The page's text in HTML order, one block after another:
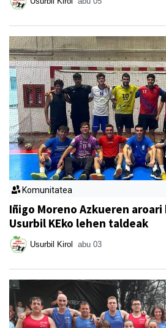
Komunitatea
Iñigo Moreno Azkueren aroari
Usurbil KEko lehen taldeak
Usurbil Kirol abu 03